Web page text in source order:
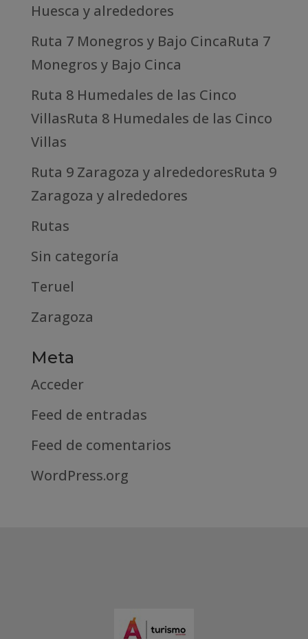
Huesca y alrededores
Ruta 7 Monegros y Bajo CincaRuta 7
Monegros y Bajo Cinca
Ruta 8 Humedales de las Cinco
VillasRuta 8 Humedales de las Cinco
Villas
Ruta 9 Zaragoza y alrededoresRuta 9
Zaragoza y alrededores
Rutas
Sin categoría
Teruel
Zaragoza
Meta
Acceder
Feed de entradas
Feed de comentarios
WordPress.org